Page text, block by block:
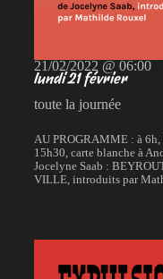
21/02/2022 @ 06:00
lundi 21 février
toute la journée
AU PROGRAMME : à 6h,
15h30, carte blanche à
Jocelyne Saab :
VILLE, introduits par